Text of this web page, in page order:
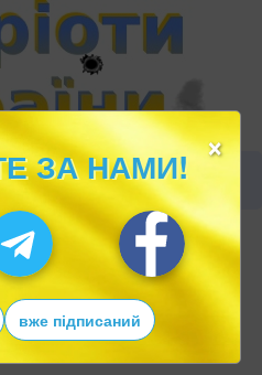
×
ЗА НАМИ!
вже підписаний